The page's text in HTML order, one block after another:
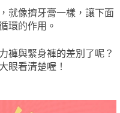
就像擠牙膏一樣，讓下面
環的作用。
褲與緊身褲的差別了呢？
眼看清楚喔！